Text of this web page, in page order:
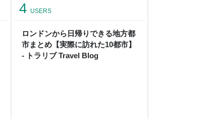
ロンドンから日帰りできる地方都
市まとめ【実際に訪れた10都市】
- トラリブ Travel Blog
4 USERS